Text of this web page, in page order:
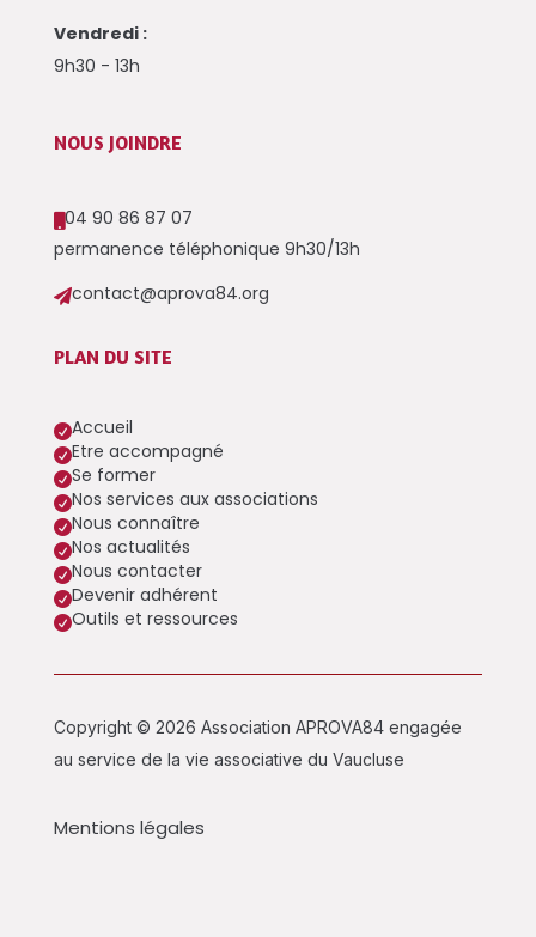
Vendredi :
9h30 - 13h
NOUS JOINDRE
04 90 86 87 07
permanence téléphonique 9h30/13h
contact@aprova84.org
PLAN DU SITE
Accueil
Etre accompagné
Se former
Nos services aux associations
Nous connaître
Nos actualités
Nous contacter
Devenir adhérent
Outils et ressources
Copyright © 2026 Association APROVA84 engagée
au service de la vie associative du Vaucluse
Mentions légales